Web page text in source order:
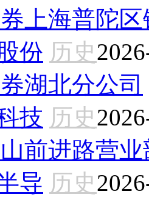
上海普陀
份 历史
湖北分公司
技 历史
前进路营业
导 历史